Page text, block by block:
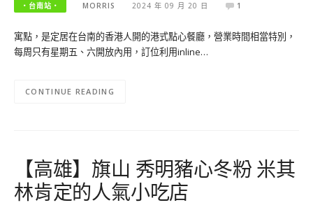
‧台南站‧ MORRIS 2024 年 09 月 20 日 1
寓點，是定居在台南的香港人開的港式點心餐廳，營業時間相當特別，
每周只有星期五、六開放內用，訂位利用inline…
CONTINUE READING
【高雄】旗山 秀明豬心冬粉 米其
林肯定的人氣小吃店